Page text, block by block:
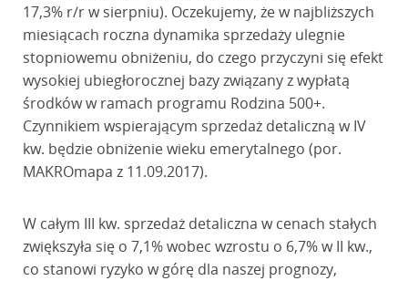
17,3% r/r w sierpniu). Oczekujemy, że w najbliższych
miesiącach roczna dynamika sprzedaży ulegnie
stopniowemu obniżeniu, do czego przyczyni się efekt
wysokiej ubiegłorocznej bazy związany z wypłatą
środków w ramach programu Rodzina 500+.
Czynnikiem wspierającym sprzedaż detaliczną w IV
kw. będzie obniżenie wieku emerytalnego (por.
MAKROmapa z 11.09.2017).
W całym III kw. sprzedaż detaliczna w cenach stałych
zwiększyła się o 7,1% wobec wzrostu o 6,7% w II kw.,
co stanowi ryzyko w górę dla naszej prognozy,